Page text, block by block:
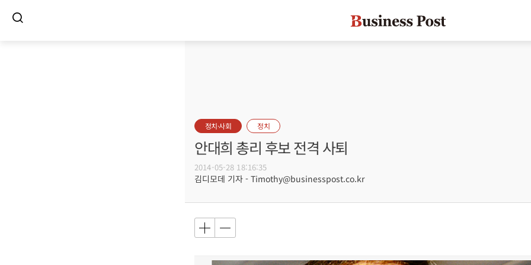
정치·사회 정치
안대희 총리 후보 전격 사퇴
2014-05-28 18:16:35
김디모데 기자 - Timothy@businesspost.co.kr